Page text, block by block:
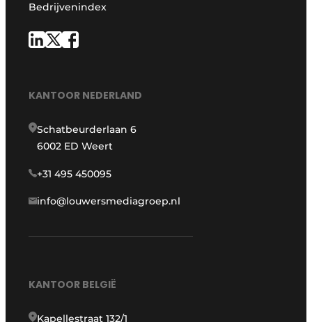
Bedrijvenindex
KANTOOR NEDERLAND
Schatbeurderlaan 6
6002 ED Weert
+31 495 450095
info@louwersmediagroep.nl
KANTOOR BELGIË
Kapellestraat 132/1